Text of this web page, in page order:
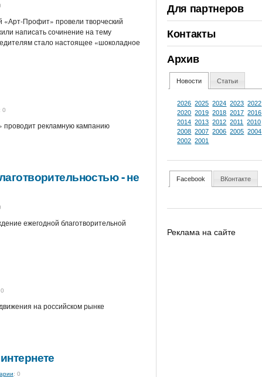
Для партнеров
Контакты
Архив
Новости Статьи
2026 2025 2024 2023 2022
2020 2019 2018 2017 2016
2014 2013 2012 2011 2010
2008 2007 2006 2005 2004
2002 2001
Facebook ВКонтакте
Реклама на сайте
«Арт-Профит» провели творческий
написать сочинение на тему
стало настоящее «шоколадное
: 0
проводит рекламную кампанию
- не
ежегодной благотворительной
на российском рынке
: 0